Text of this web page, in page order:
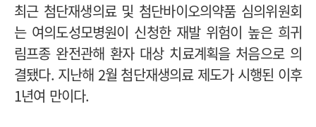
최근 첨단재생의료 및 첨단바이오의약품 심의위원회
는 여의도성모병원이 신청한 재발 위험이 높은 희귀
림프종 완전관해 환자 대상 치료계획을 처음으로 의
결됐다. 지난해 2월 첨단재생의료 제도가 시행된 이후
1년여 만이다.